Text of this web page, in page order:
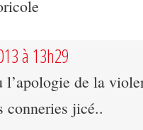
à 13h29
de la
conneries jicé..